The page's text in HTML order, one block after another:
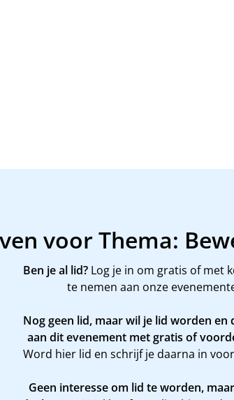
voor Thema:
Ben je al lid? Log je in om gratis of met
te nemen aan onze
Nog geen lid, maar wil je lid worden en
aan dit evenement met gratis of
Word hier lid en schrijf je daarna in
Geen interesse om lid te worden,